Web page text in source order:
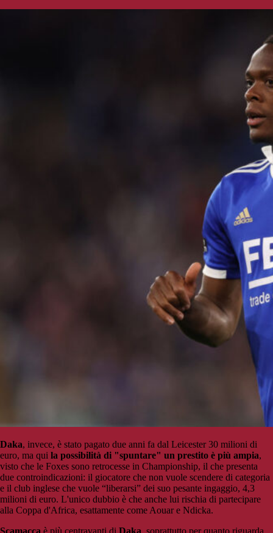
Daka, invece, è stato pagato due anni fa dal Leicester 30 milioni di
euro, ma qui la possibilità di "spuntare" un prestito è più ampia,
visto che le Foxes sono retrocesse in Championship, il che presenta
due controindicazioni: il giocatore che non vuole scendere di categoria
e il club inglese che vuole “liberarsi” dei suo pesante ingaggio, 4,3
milioni di euro. L'unico dubbio è che anche lui rischia di partecipare
alla Coppa d'Africa, esattamente come Aouar e Ndicka.